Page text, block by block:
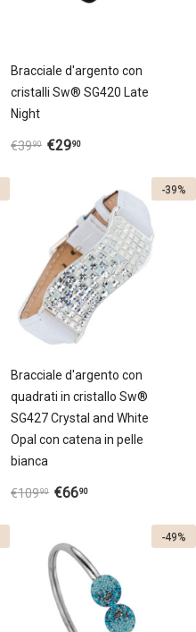
Bracciale d'argento con
cristalli Sw® SG420 Late
Night
€3990 €2990
Bracciale d'argento con
quadrati in cristallo Sw®
SG427 Crystal and White
Opal con catena in pelle
bianca
€10990 €6690
-39%
-49%